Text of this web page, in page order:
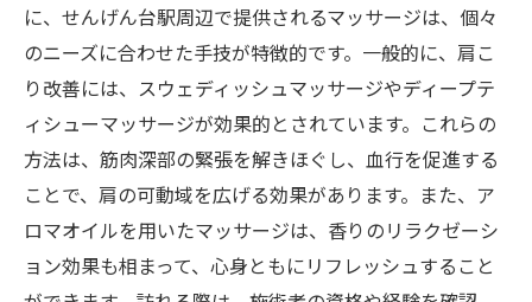
肩こり改善に特化した整体院の紹介
せんげん台駅周辺の整体院の特徴
整体による自然治癒力の向上
施術院を選ぶ際の注意点
リラクゼーションを求めるならマッサージ整体
で体の歪みを整える
リラックス効果の高いマッサージとは
に、せんげん台駅周辺で提供されるマッサージは、個々
のニーズに合わせた手技が特徴的です。一般的に、肩こ
り改善には、スウェディッシュマッサージやディープテ
ィシューマッサージが効果的とされています。これらの
方法は、筋肉深部の緊張を解きほぐし、血行を促進する
ことで、肩の可動域を広げる効果があります。また、ア
ロマオイルを用いたマッサージは、香りのリラクゼーシ
ョン効果も相まって、心身ともにリフレッシュすること